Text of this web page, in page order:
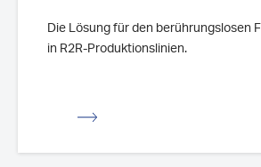
Die Lösung für den berührungslosen
in R2R-Produktionslinien.